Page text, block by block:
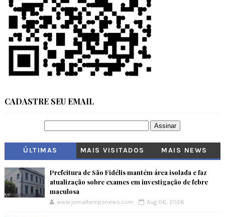
CADASTRE SEU EMAIL
ÚLTIMAS MAIS VISITADOS MAIS NEWS
Prefeitura de São Fidélis mantém área isolada e faz
atualização sobre exames em investigação de febre
maculosa
www.jornaltemponews.com Aug 06, 2026